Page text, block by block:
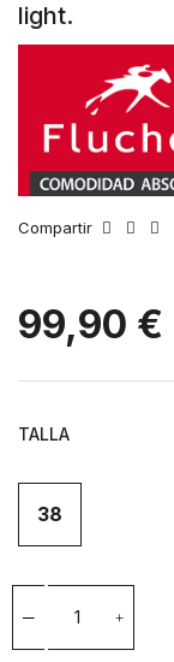
light.
Compartir
99,90 €
TALLA
38